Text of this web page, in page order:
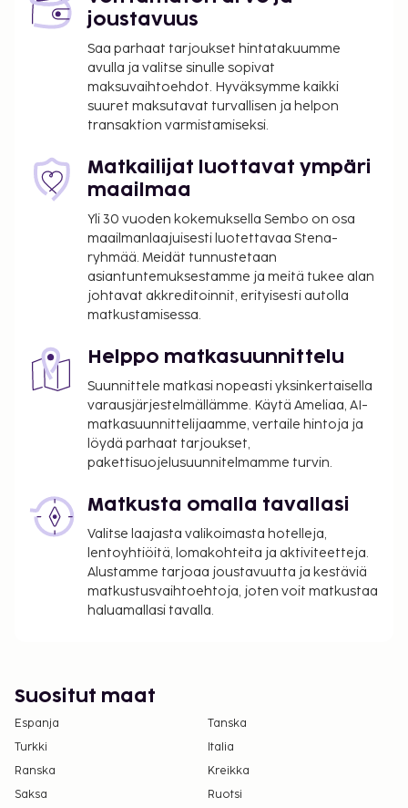
kulkurajoituksia)
Lemmikit: 8 EUR per lemmikki per yö
Avustajaeläimistä ei veloiteta lisämaksuja
Yllä oleva luettelo ei ehkä kata kaikkea. Maksut ja
takuumaksut eivät välttämättä sisällä veroja, ja ne
Kansallisten määräysten vuoksi käteismaksut
eivät voi ylittää 1000 EUR:n suuruista summaa
tässä majoituspaikassa. Saat lisätietoja asiasta
ottamalla yhteyttä majoituspaikkaan
varausvahvistuksessa olevien tietojen avulla.
Majoituspaikassa on tarjolla
yhdistettäviä/vierekkäisiä huoneita, joiden
ottamalla yhteyttä majoituspaikkaan.
Yhteystiedot löytyvät varausvahvistuksesta.
Tässä kuvauksessa käytetyt valokuvat ovat osa
hotellin yrityskuvaa ja niitä käytetään vain
havainnollistamistarkoituksessa.
Pysäköintialueella on korkeusrajoituksia.
maksutavoilla.
Kontaktiton sisäänkirjautuminen ja kontaktiton
uloskirjautuminen ovat saatavilla.
joustavuus
Saa parhaat tarjoukset hintatakuumme
avulla ja valitse sinulle sopivat
maksuvaihtoehdot. Hyväksymme kaikki
suuret maksutavat turvallisen ja helpon
transaktion varmistamiseksi.
Matkailijat luottavat ympäri
maailmaa
Yli 30 vuoden kokemuksella Sembo on osa
maailmanlaajuisesti luotettavaa Stena-
ryhmää. Meidät tunnustetaan
asiantuntemuksestamme ja meitä tukee alan
johtavat akkreditoinnit, erityisesti autolla
matkustamisessa.
Helppo matkasuunnittelu
Suunnittele matkasi nopeasti yksinkertaisella
varausjärjestelmällämme. Käytä Ameliaa, AI-
matkasuunnittelijaamme, vertaile hintoja ja
löydä parhaat tarjoukset,
pakettisuojelusuunnitelmamme turvin.
Matkusta omalla tavallasi
Valitse laajasta valikoimasta hotelleja,
lentoyhtiöitä, lomakohteita ja aktiviteetteja.
Alustamme tarjoaa joustavuutta ja kestäviä
matkustusvaihtoehtoja, joten voit matkustaa
haluamallasi tavalla.
Suositut maat
Espanja
Tanska
Turkki
Italia
Ranska
Kreikka
Saksa
Ruotsi